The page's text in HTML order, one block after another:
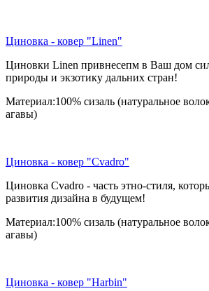
Циновка - ковер "Linen"
Циновки Linen привнесепм в Ваш дом
природы и экзотику дальних стран!
Материал:100% сизаль (натуральное
агавы)
Циновка - ковер "Cvadro"
Циновка Cvadro - часть этно-стиля,
развития дизайна в будущем!
Материал:100% сизаль (натуральное
агавы)
Циновка - ковер "Harbin"